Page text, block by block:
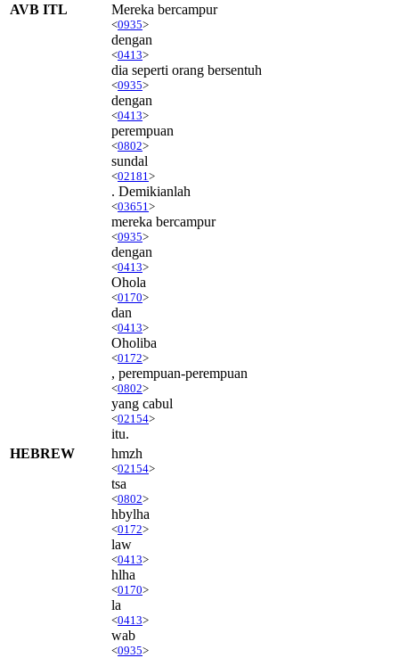
AVB ITL
Mereka bercampur
<0935>
dengan
<0413>
dia seperti orang bersentuh
<0935>
dengan
<0413>
perempuan
<0802>
sundal
<02181 >
. Demikianlah
<03651 >
mereka bercampur
<0935>
dengan
<0413>
Ohola
<0170>
dan
<0413>
Oholiba
<0172>
, perempuan-perempuan
<0802>
yang cabul
<02154>
itu.
HEBREW
hmzh
<02154>
tsa
<0802>
hbylha
<0172>
law
<0413>
hlha
<0170>
la
<0413>
wab
<0935>